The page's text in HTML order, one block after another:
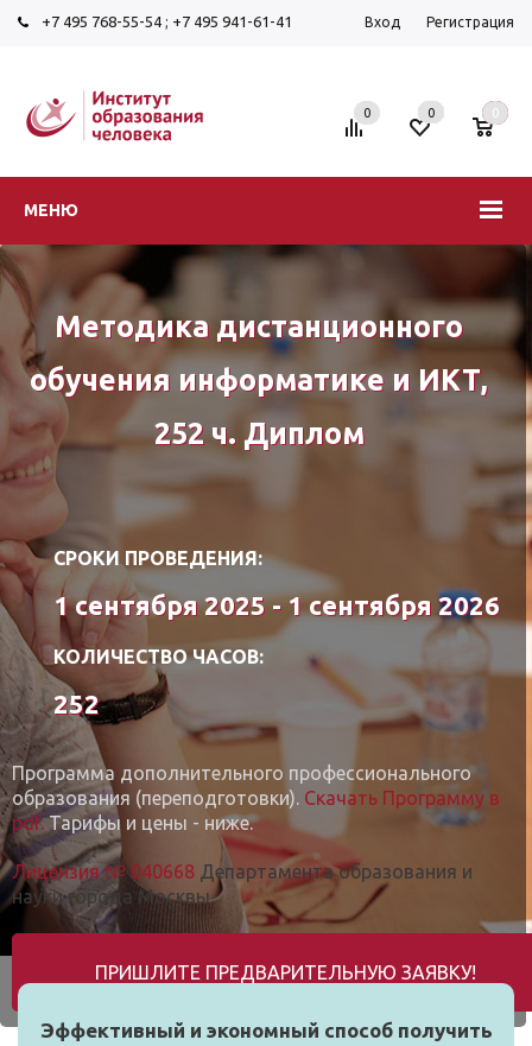
+7 495 768-55-54 ; +7 495 941-61-41 Вход Регистрация
МЕНЮ
0 0 0
Методика дистанционного
обучения информатике и ИКТ,
252 ч. Диплом
СРОКИ ПРОВЕДЕНИЯ:
1 сентября 2025 - 1 сентября 2026
КОЛИЧЕСТВО ЧАСОВ:
252
Программа дополнительного профессионального
образования (переподготовки). Скачать Программу в
pdf. Тарифы и цены - ниже.
Лицензия № 040668 Департамента образования и
науки города Москвы.
ПРИШЛИТЕ ПРЕДВАРИТЕЛЬНУЮ ЗАЯВКУ!
Эффективный и экономный способ получить